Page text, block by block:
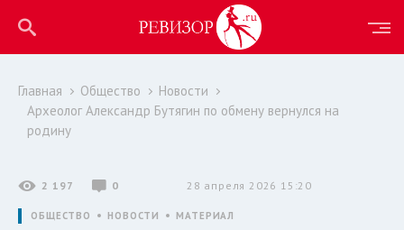
Главная Общество
Новости
Археолог Александр Бутягин по обмену вернулся на
родину
2 197 0 28 апреля 2026 15:20
ОБЩЕСТВО НОВОСТИ МАТЕРИАЛ